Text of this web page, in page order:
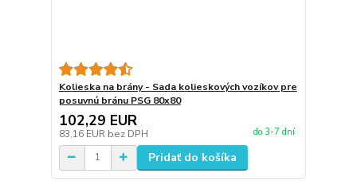
Kolieska na brány - Sada kolieskových vozíkov pre
posuvnú bránu PSG 80x80
102,29 EUR
83,16 EUR bez DPH do 3-7 dní
Pridať do košíka